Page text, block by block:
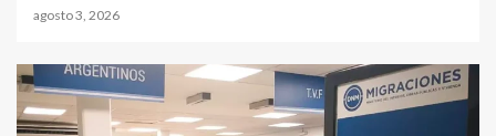
agosto 3, 2026